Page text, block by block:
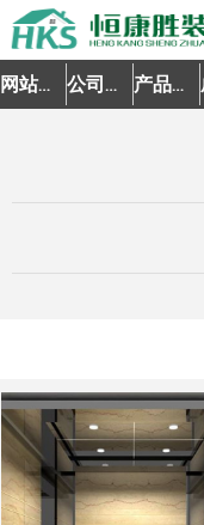
网站首页 公司简介 产品中心